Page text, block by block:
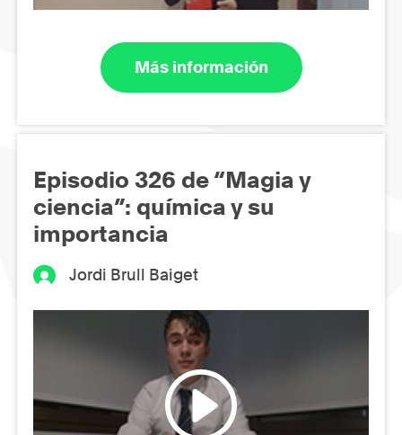
Más información
Episodio 326 de “Magia y
ciencia”: química y su
importancia
Jordi Brull Baiget